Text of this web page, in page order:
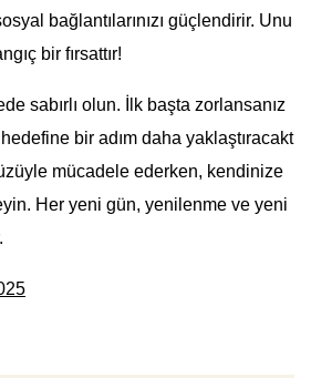
bağlantılarınızı güçlendirir. Unu
bir fırsattır!
sabırlı olun. İlk başta zorlansanız
hedefine bir adım daha yaklaştıracakt
mücadele ederken, kendinize
Her yeni gün, yenilenme ve yeni